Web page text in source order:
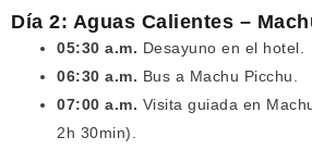
Día 2: Aguas Calientes –
05:30 a.m. Desayuno en el hotel.
06:30 a.m. Bus a Machu Picchu.
07:00 a.m. Visita guiada en
2h 30min).